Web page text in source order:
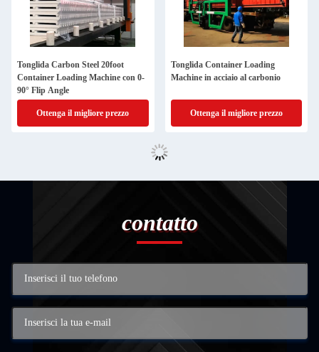
Tonglida Carbon Steel 20foot
Container Loading Machine con 0-
90° Flip Angle
Ottenga il migliore prezzo
Tonglida Container Loading
Machine in acciaio al carbonio
Ottenga il migliore prezzo
contatto